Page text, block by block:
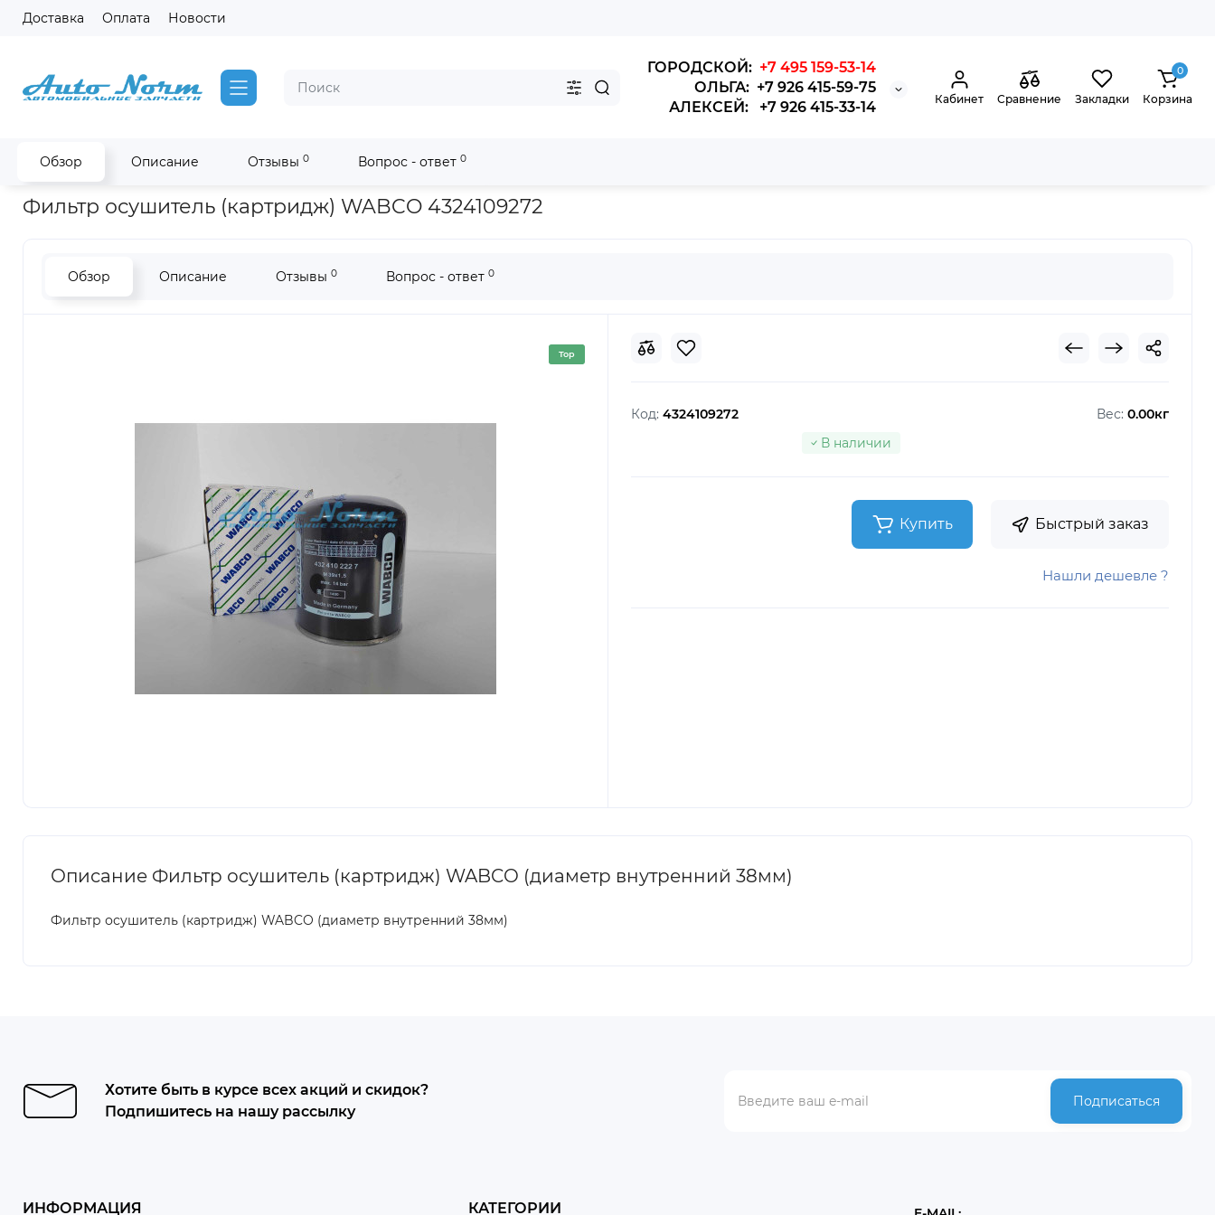
Доставка Оплата Новости
ГОРОДСКОЙ: +7 495 159-53-14
ОЛЬГА: +7 926 415-59-75
АЛЕКСЕЙ: +7 926 415-33-14
Кабинет Сравнение Закладки
0
Корзина
Обзор Описание Отзывы 0 Вопрос - ответ 0
Главная Фильтры Fleetguard на двигатель Cummins Фильтр осушитель (картридж) WABCO (диаметр внутренний 38мм)
Фильтр осушитель (картридж) WABCO 4324109272
Обзор Описание Отзывы 0 Вопрос - ответ 0
Top
Код: 4324109272
В наличии
Вес: 0.00кг
Купить Быстрый заказ
Нашли дешевле ?
Описание Фильтр осушитель (картридж) WABCO (диаметр внутренний 38мм)
Фильтр осушитель (картридж) WABCO (диаметр внутренний 38мм)
Хотите быть в курсе всех акций и скидок?
Подпишитесь на нашу рассылку
Подписаться
ИНФОРМАЦИЯ КАТЕГОРИИ